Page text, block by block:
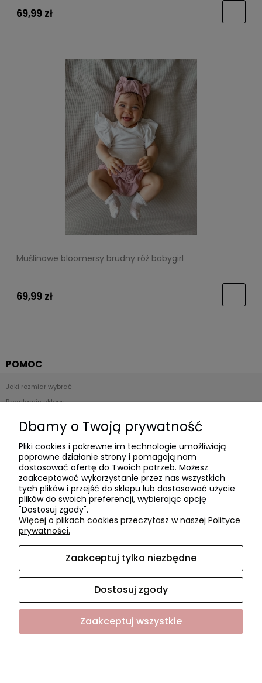
69,99 zł
Muślinowe bloomersy brudny róż babygirl
69,99 zł
POMOC
Jaki rozmiar wybrać
Regulamin sklepu
Polityka prywatności
Płatności i dostawa
Czas realizacji zamówienia
Czas i koszty dostawy
Formy płatności
O NAS
Współpraca
Dbamy o Twoją prywatność
Pliki cookies i pokrewne im technologie umożliwiają
poprawne działanie strony i pomagają nam
dostosować ofertę do Twoich potrzeb. Możesz
zaakceptować wykorzystanie przez nas wszystkich
tych plików i przejść do sklepu lub dostosować użycie
plików do swoich preferencji, wybierając opcję
"Dostosuj zgody".
Więcej o plikach cookies przeczytasz w naszej Polityce
prywatności.
Zaakceptuj tylko niezbędne
Dostosuj zgody
Zaakceptuj wszystkie